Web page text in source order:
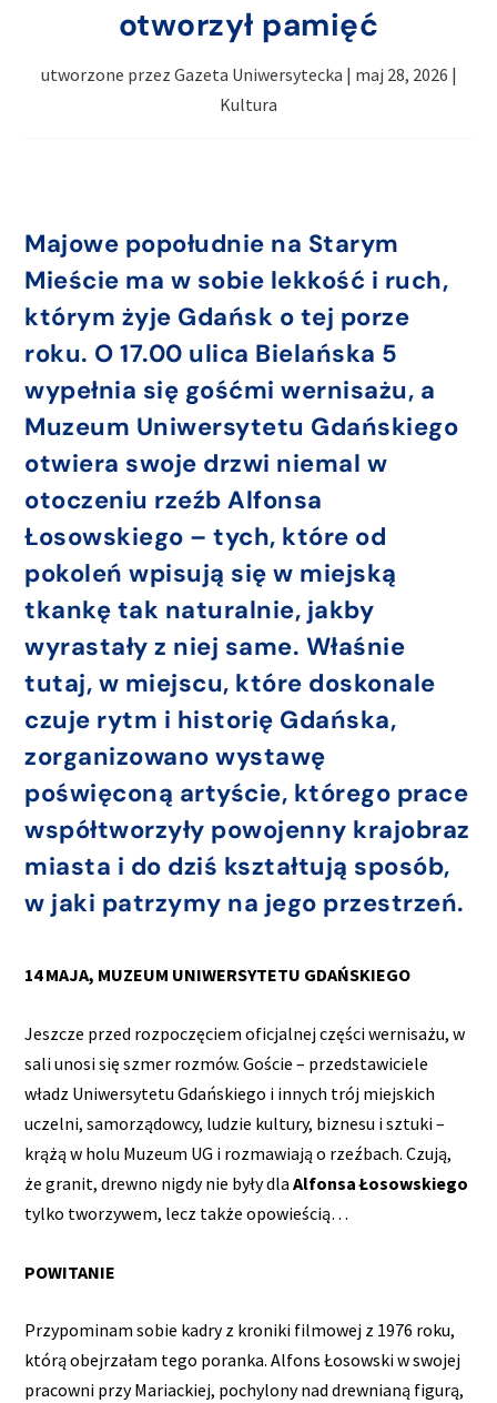
otworzył pamięć
utworzone przez Gazeta Uniwersytecka | maj 28, 2026 |
Kultura
Majowe popołudnie na Starym
Mieście ma w sobie lekkość i ruch,
którym żyje Gdańsk o tej porze
roku. O 17.00 ulica Bielańska 5
wypełnia się gośćmi wernisażu, a
Muzeum Uniwersytetu Gdańskiego
otwiera swoje drzwi niemal w
otoczeniu rzeźb Alfonsa
Łosowskiego – tych, które od
pokoleń wpisują się w miejską
tkankę tak naturalnie, jakby
wyrastały z niej same. Właśnie
tutaj, w miejscu, które doskonale
czuje rytm i historię Gdańska,
zorganizowano wystawę
poświęconą artyście, którego prace
współtworzyły powojenny krajobraz
miasta i do dziś kształtują sposób,
w jaki patrzymy na jego przestrzeń.
14 MAJA, MUZEUM UNIWERSYTETU GDAŃSKIEGO
Jeszcze przed rozpoczęciem oficjalnej części wernisażu, w
sali unosi się szmer rozmów. Goście – przedstawiciele
władz Uniwersytetu Gdańskiego i innych trój miejskich
uczelni, samorządowcy, ludzie kultury, biznesu i sztuki –
krążą w holu Muzeum UG i rozmawiają o rzeźbach. Czują,
że granit, drewno nigdy nie były dlaAlfonsa Łosowskiego
tylko tworzywem, lecz także opowieścią…
POWITANIE
Przypominam sobie kadry z kroniki filmowej z 1976 roku,
którą obejrzałam tego poranka. Alfons Łosowski w swojej
pracowni przy Mariackiej, pochylony nad drewnianą figurą,